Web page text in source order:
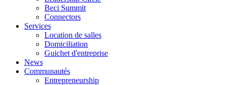
Beci Summit
Connectors
Services
Location de salles
Domiciliation
Guichet d'entreprise
News
Communautés
Entrepreneurship